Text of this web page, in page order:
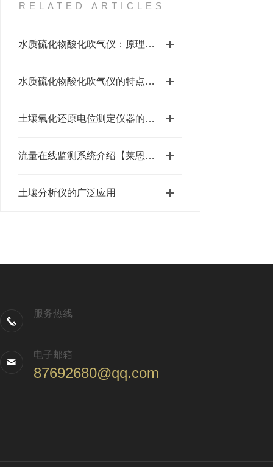
RELATED ARTICLES
水质硫化物酸化吹气仪：原理、特性、应用与操作全解析
水质硫化物酸化吹气仪的特点及参数
土壤氧化还原电位测定仪器的重要性
流量在线监测系统介绍【莱恩德LD-SW3】
土壤分析仪的广泛应用
服务热线
电子邮箱
87692680@qq.com